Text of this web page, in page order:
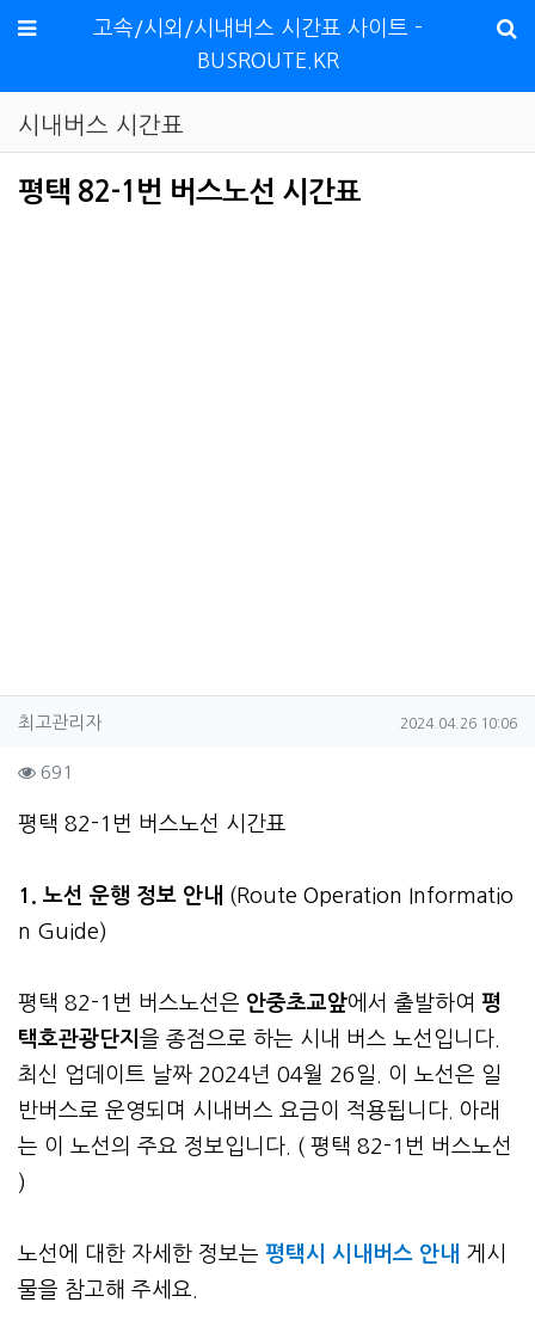
메뉴
고속/시외/시내버스 시간표 사이트 -
BUSROUTE.KR
시내버스 시간표
평택 82-1번 버스노선 시간표
작성자 정보
최고관리자작성 작성일
2024.04.26 10:06
컨텐츠 정보
691
본문
평택 82-1번 버스노선 시간표
1. 노선 운행 정보 안내 (Route Operation Informatio
n Guide)
평택 82-1번 버스노선은 안중초교앞에서 출발하여 평
택호관광단지 을 종점으로 하는 시내 버스 노선입니다.
최신 업데이트 날짜 2024년 04월 26일. 이 노선은 일
반버스로 운영되며 시내버스 요금이 적용됩니다. 아래
는 이 노선의 주요 정보입니다. ( 평택 82-1번 버스노선
)
노선에 대한 자세한 정보는 평택시 시내버스 안내 게시
물을 참고해 주세요.